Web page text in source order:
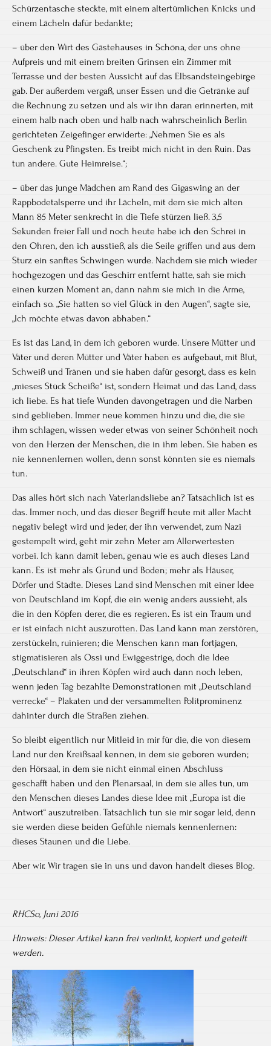
Schürzentasche steckte, mit einem altertümlichen Knicks und
einem Lächeln dafür bedankte;
– über den Wirt des Gästehauses in Schöna, der uns ohne
Aufpreis und mit einem breiten Grinsen ein Zimmer mit
Terrasse und der besten Aussicht auf das Elbsandsteingebirge
gab. Der außerdem vergaß, unser Essen und die Getränke auf
die Rechnung zu setzen und als wir ihn daran erinnerten, mit
einem halb nach oben und halb nach wahrscheinlich Berlin
gerichteten Zeigefinger erwiderte: „Nehmen Sie es als
Geschenk zu Pfingsten. Es treibt mich nicht in den Ruin. Das
tun andere. Gute Heimreise.“;
– über das junge Mädchen am Rand des Gigaswing an der
Rappbodetalsperre und ihr Lächeln, mit dem sie mich alten
Mann 85 Meter senkrecht in die Tiefe stürzen ließ. 3,5
Sekunden freier Fall und noch heute habe ich den Schrei in
den Ohren, den ich ausstieß, als die Seile griffen und aus dem
Sturz ein sanftes Schwingen wurde. Nachdem sie mich wieder
hochgezogen und das Geschirr entfernt hatte, sah sie mich
einen kurzen Moment an, dann nahm sie mich in die Arme,
einfach so. „Sie hatten so viel Glück in den Augen“, sagte sie,
„Ich möchte etwas davon abhaben.“
Es ist das Land, in dem ich geboren wurde. Unsere Mütter und
Väter und deren Mütter und Väter haben es aufgebaut, mit Blut,
Schweiß und Tränen und sie haben dafür gesorgt, dass es kein
„mieses Stück Scheiße“ ist, sondern Heimat und das Land, dass
ich liebe. Es hat tiefe Wunden davongetragen und die Narben
sind geblieben. Immer neue kommen hinzu und die, die sie
ihm schlagen, wissen weder etwas von seiner Schönheit noch
von den Herzen der Menschen, die in ihm leben. Sie haben es
nie kennenlernen wollen, denn sonst könnten sie es niemals
tun.
Das alles hört sich nach Vaterlandsliebe an? Tatsächlich ist es
das. Immer noch, und das dieser Begriff heute mit aller Macht
negativ belegt wird und jeder, der ihn verwendet, zum Nazi
gestempelt wird, geht mir zehn Meter am Allerwertesten
vorbei. Ich kann damit leben, genau wie es auch dieses Land
kann. Es ist mehr als Grund und Boden; mehr als Häuser,
Dörfer und Städte. Dieses Land sind Menschen mit einer Idee
von Deutschland im Kopf, die ein wenig anders aussieht, als
die in den Köpfen derer, die es regieren. Es ist ein Traum und
er ist einfach nicht auszurotten. Das Land kann man zerstören,
zerstückeln, ruinieren; die Menschen kann man fortjagen,
stigmatisieren als Ossi und Ewiggestrige, doch die Idee
„Deutschland“ in ihren Köpfen wird auch dann noch leben,
wenn jeden Tag bezahlte Demonstrationen mit „Deutschland
verrecke“ – Plakaten und der versammelten Politprominenz
dahinter durch die Straßen ziehen.
So bleibt eigentlich nur Mitleid in mir für die, die von diesem
Land nur den Kreißsaal kennen, in dem sie geboren wurden;
den Hörsaal, in dem sie nicht einmal einen Abschluss
geschafft haben und den Plenarsaal, in dem sie alles tun, um
den Menschen dieses Landes diese Idee mit „Europa ist die
Antwort“ auszutreiben. Tatsächlich tun sie mir sogar leid, denn
sie werden diese beiden Gefühle niemals kennenlernen:
dieses Staunen und die Liebe.
Aber wir. Wir tragen sie in uns und davon handelt dieses Blog.
RHCSo, Juni 2016
Hinweis: Dieser Artikel kann frei verlinkt, kopiert und geteilt
werden.